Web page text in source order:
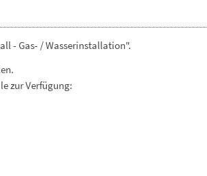
- Gas- / Wasserinstallation".
zur Verfügung: